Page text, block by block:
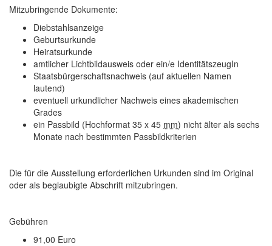
Mitzubringende Dokumente:
Diebstahlsanzeige
Geburtsurkunde
Heiratsurkunde
amtlicher Lichtbildausweis oder ein/e IdentitätszeugIn
Staatsbürgerschaftsnachweis (auf aktuellen Namen
lautend)
eventuell urkundlicher Nachweis eines akademischen
Grades
ein Passbild (Hochformat 35 x 45 mm) nicht älter als sechs
Monate nach bestimmten Passbildkriterien
Die für die Ausstellung erforderlichen Urkunden sind im Original
oder als beglaubigte Abschrift mitzubringen.
Gebühren
91,00 Euro